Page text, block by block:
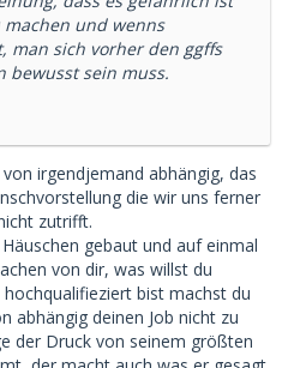
und wenns
man sich vorher den ggffs
bewusst sein muss.
irgendjemand abhängig, das
die wir uns ferner
zutrifft.
gebaut und auf einmal
von dir, was willst du
bist machst du
abhängig deinen Job nicht zu
der Druck von seinem größten